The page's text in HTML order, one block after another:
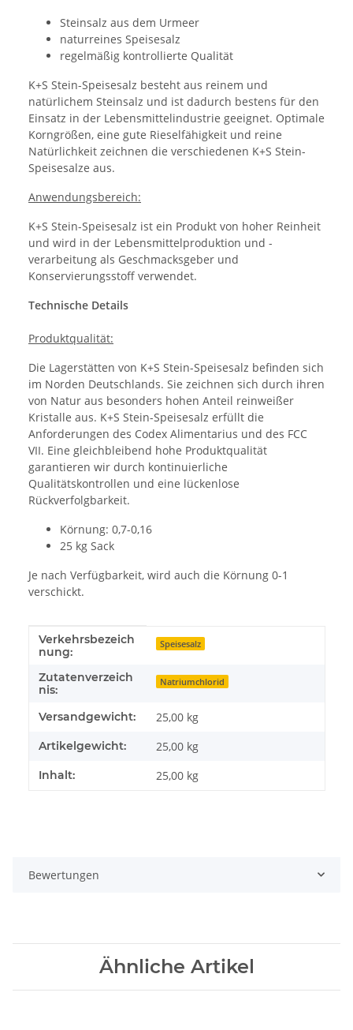
Steinsalz aus dem Urmeer
naturreines Speisesalz
regelmäßig kontrollierte Qualität
K+S Stein-Speisesalz besteht aus reinem und
natürlichem Steinsalz und ist dadurch bestens für den
Einsatz in der Lebensmittelindustrie geeignet. Optimale
Korngrößen, eine gute Rieselfähigkeit und reine
Natürlichkeit zeichnen die verschiedenen K+S Stein-
Speisesalze aus.
Anwendungsbereich:
K+S Stein-Speisesalz ist ein Produkt von hoher Reinheit
und wird in der Lebensmittelproduktion und -
verarbeitung als Geschmacksgeber und
Konservierungsstoff verwendet.
Technische Details
Produktqualität:
Die Lagerstätten von K+S Stein-Speisesalz befinden sich
im Norden Deutschlands. Sie zeichnen sich durch ihren
von Natur aus besonders hohen Anteil reinweißer
Kristalle aus. K+S Stein-Speisesalz erfüllt die
Anforderungen des Codex Alimentarius und des FCC
VII. Eine gleichbleibend hohe Produktqualität
garantieren wir durch kontinuierliche
Qualitätskontrollen und eine lückenlose
Rückverfolgbarkeit.
Körnung: 0,7-0,16
25 kg Sack
Je nach Verfügbarkeit, wird auch die Körnung 0-1
verschickt.
Produkteigenschaft
Wert
Verkehrsbezeich
nung:
Speisesalz
Zutatenverzeich
nis:
Natriumchlorid
Versandgewicht: 25,00 kg
Artikelgewicht: 25,00 kg
Inhalt: 25,00 kg
Bewertungen
Ähnliche Artikel